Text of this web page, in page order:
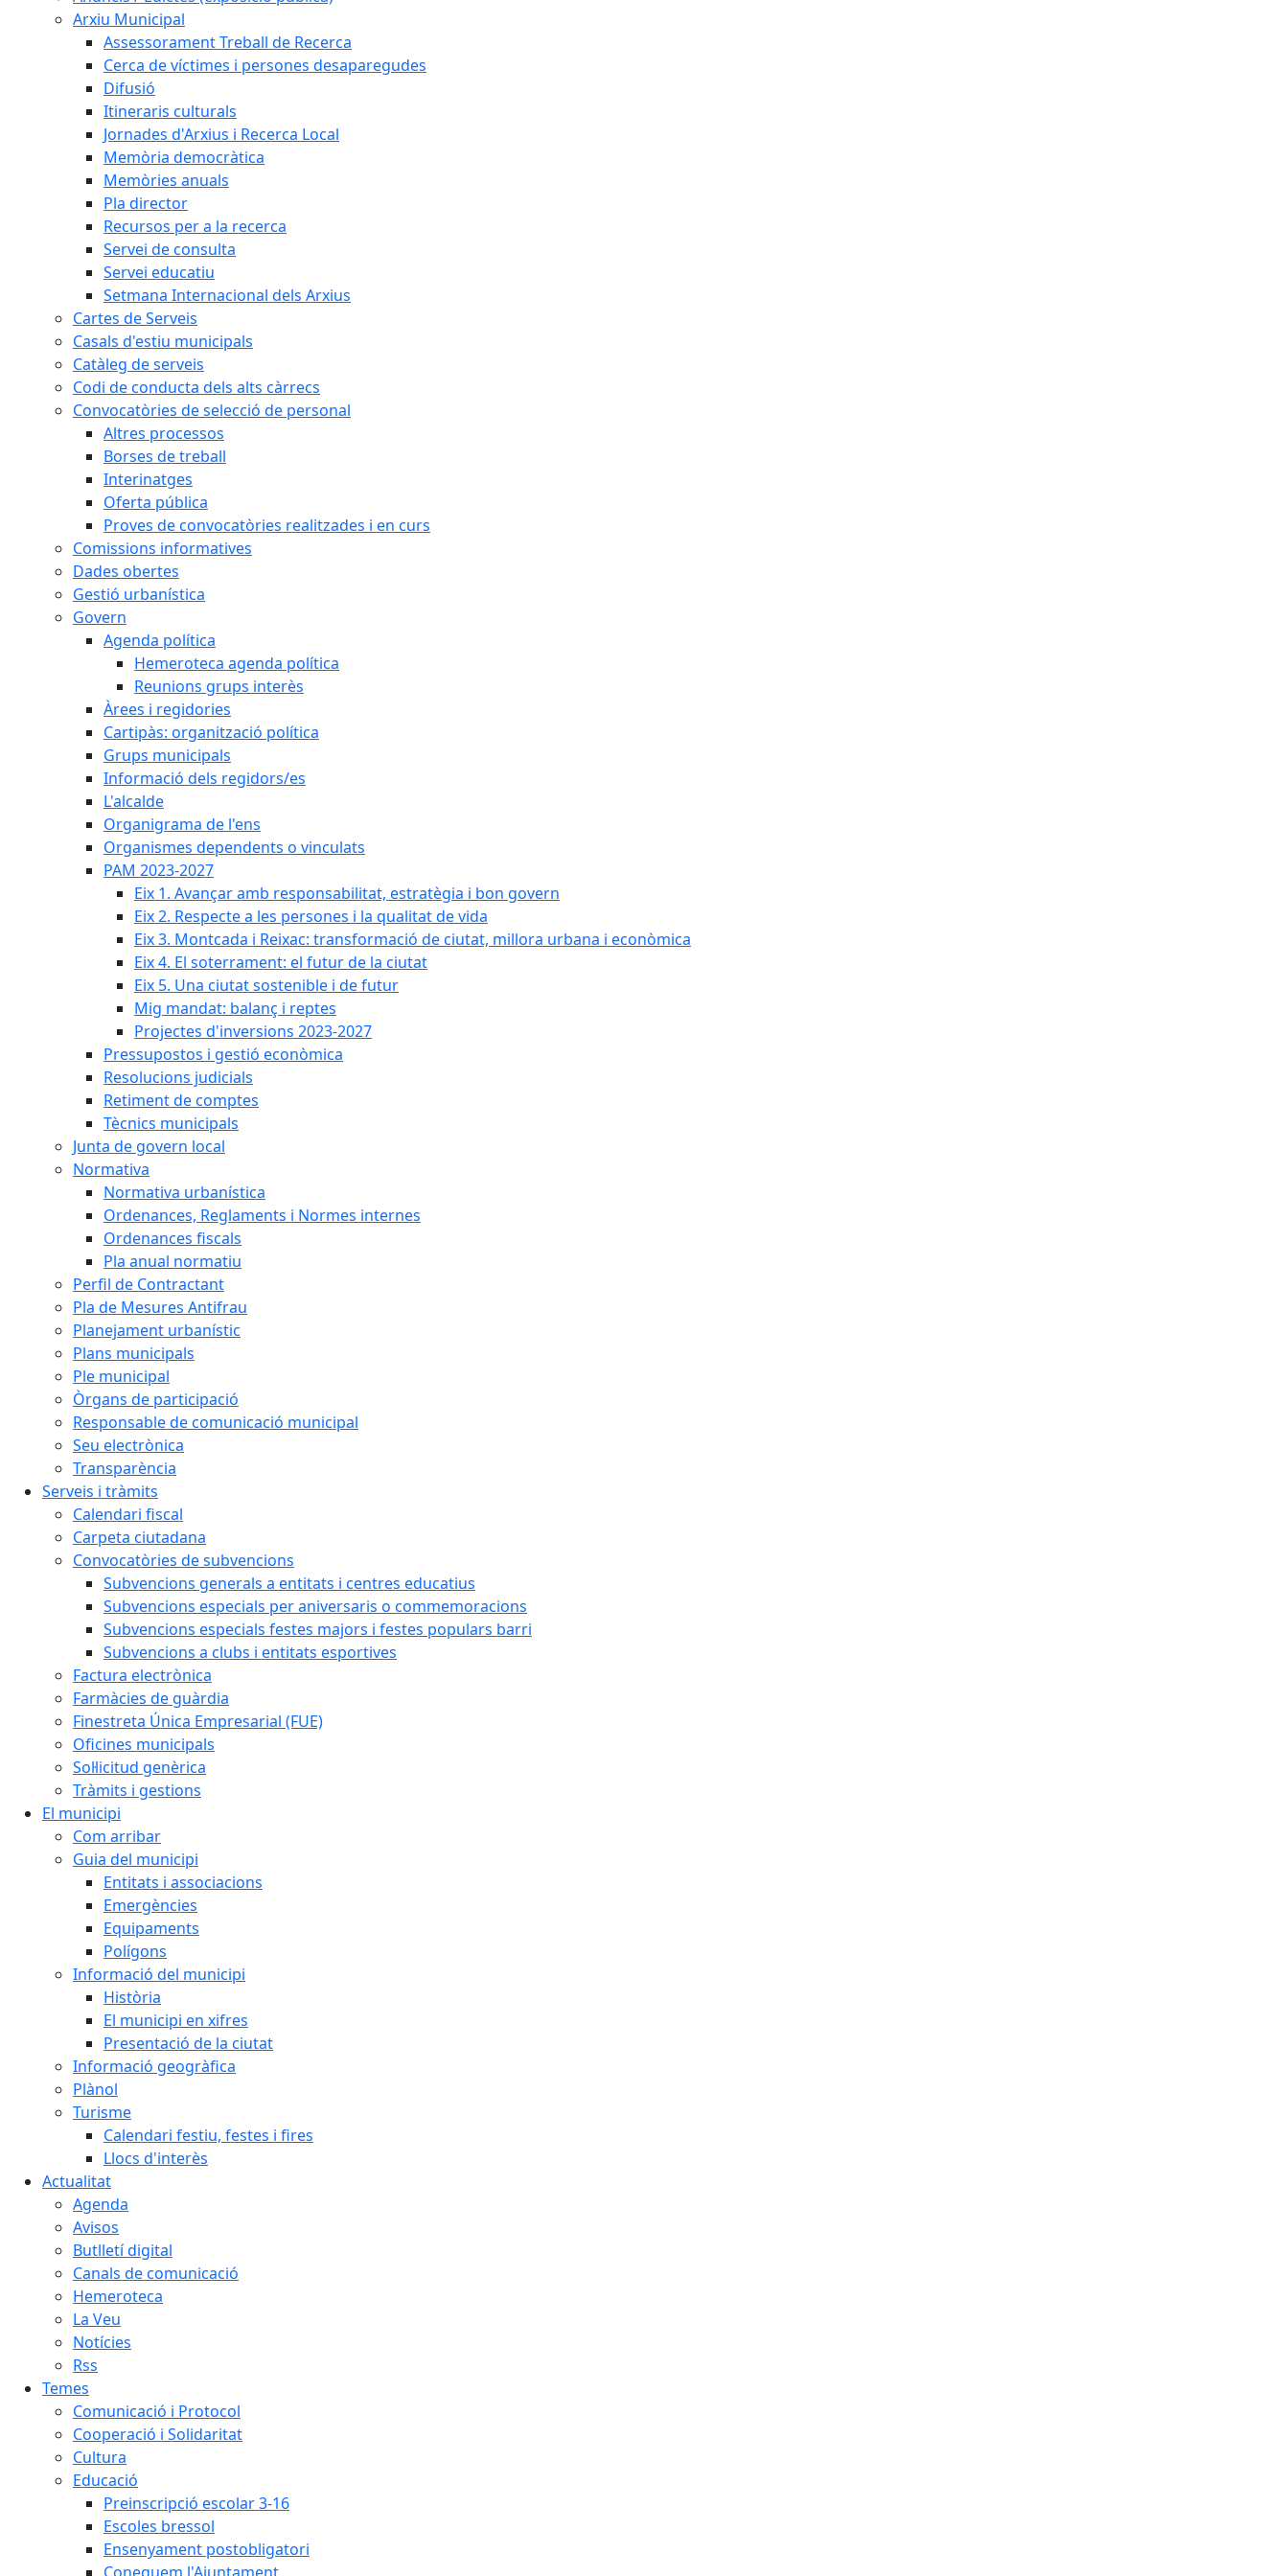
Arxiu Municipal
Assessorament Treball de Recerca
Cerca de víctimes i persones desaparegudes
Difusió
Itineraris culturals
Jornades d'Arxius i Recerca Local
Memòria democràtica
Memòries anuals
Pla director
Recursos per a la recerca
Servei de consulta
Servei educatiu
Setmana Internacional dels Arxius
Cartes de Serveis
Casals d'estiu municipals
Catàleg de serveis
Codi de conducta dels alts càrrecs
Convocatòries de selecció de personal
Altres processos
Borses de treball
Interinatges
Oferta pública
Proves de convocatòries realitzades i en curs
Comissions informatives
Dades obertes
Gestió urbanística
Govern
Agenda política
Hemeroteca agenda política
Reunions grups interès
Àrees i regidories
Cartipàs: organització política
Grups municipals
Informació dels regidors/es
L'alcalde
Organigrama de l'ens
Organismes dependents o vinculats
PAM 2023-2027
Eix 1. Avançar amb responsabilitat, estratègia i bon govern
Eix 2. Respecte a les persones i la qualitat de vida
Eix 3. Montcada i Reixac: transformació de ciutat, millora urbana i econòmica
Eix 4. El soterrament: el futur de la ciutat
Eix 5. Una ciutat sostenible i de futur
Mig mandat: balanç i reptes
Projectes d'inversions 2023-2027
Pressupostos i gestió econòmica
Resolucions judicials
Retiment de comptes
Tècnics municipals
Junta de govern local
Normativa
Normativa urbanística
Ordenances, Reglaments i Normes internes
Ordenances fiscals
Pla anual normatiu
Perfil de Contractant
Pla de Mesures Antifrau
Planejament urbanístic
Plans municipals
Ple municipal
Òrgans de participació
Responsable de comunicació municipal
Seu electrònica
Transparència
Serveis i tràmits
Calendari fiscal
Carpeta ciutadana
Convocatòries de subvencions
Subvencions generals a entitats i centres educatius
Subvencions especials per aniversaris o commemoracions
Subvencions especials festes majors i festes populars barri
Subvencions a clubs i entitats esportives
Factura electrònica
Farmàcies de guàrdia
Finestreta Única Empresarial (FUE)
Oficines municipals
Sol·licitud genèrica
Tràmits i gestions
El municipi
Com arribar
Guia del municipi
Entitats i associacions
Emergències
Equipaments
Polígons
Informació del municipi
Història
El municipi en xifres
Presentació de la ciutat
Informació geogràfica
Plànol
Turisme
Calendari festiu, festes i fires
Llocs d'interès
Actualitat
Agenda
Avisos
Butlletí digital
Canals de comunicació
Hemeroteca
La Veu
Notícies
Rss
Temes
Comunicació i Protocol
Cooperació i Solidaritat
Cultura
Educació
Preinscripció escolar 3-16
Escoles bressol
Ensenyament postobligatori